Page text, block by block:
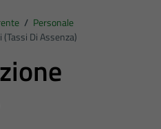
/ Personale
Di Assenza)